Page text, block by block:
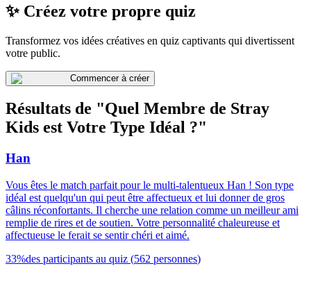
✨ Créez votre propre quiz
Transformez vos idées créatives en quiz captivants qui divertissent
votre public.
Commencer à créer
Résultats de "Quel Membre de Stray
Kids est Votre Type Idéal ?"
Han
Vous êtes le match parfait pour le multi-talentueux Han ! Son type
idéal est quelqu'un qui peut être affectueux et lui donner de gros
câlins réconfortants. Il cherche une relation comme un meilleur ami
remplie de rires et de soutien. Votre personnalité chaleureuse et
affectueuse le ferait se sentir chéri et aimé.
33%des participants au quiz (562 personnes)